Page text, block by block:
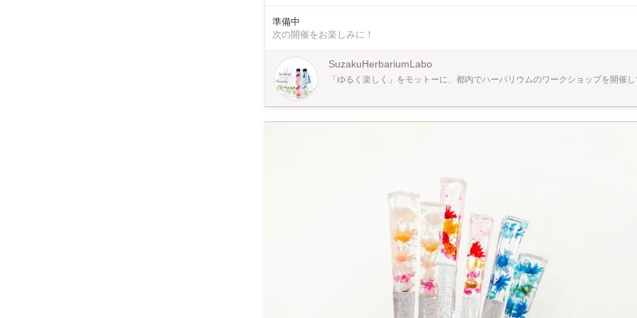
(1本あたり) 100ml¥1,000 150ml¥1,500 200ml¥2,000 ・ボールペン(1本あたり)¥1,000
¥500 ・ギフト用ラッピング¥300 ※当日現金払い 【ハーバリウムとは】 ドライフラワーやプリザーブドフラ
にでも置ける、細かなお手入れがいらないことなどからブームとなっています！ 【なぜハーバリウムなの
か？】 ハンドメイド愛好家に人気のハーバリウム。 その理由は、・作り方がカンタン・自由にデザインでき
る・自分だけのオリジナル作品・どこに置いてもオシャレ、など。 そして何より、お手入れ要
しむことができるためご自宅用/ギフト用ともに重宝されています♪ 【ひとこと】 初めての方でもわかりやす
いよう、オリジナルテキストも用いて制作していきます♪ スタンスは、とにかくゆるく楽しく
します（笑） どんな方でもお気軽に遊びに来てくださいね^ ^ 【スタジオについて】 新大久保駅より徒歩5分
準備中
次の開催をお楽しみに！
SuzakuHerbariumLabo
「ゆるく楽しく」をモットーに、都内でハーバリウムのワークショップを開催し